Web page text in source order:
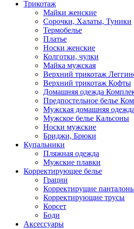
Трикотаж
Майки женские
Сорочки, Халаты, Туники
Термобелье
Платье
Носки женские
Колготки, чулки
Майка мужская
Верхний трикотаж
Верхний трикотаж Кофты
Домашняя одежда
Предпостельное белье
Мужская домашняя одежда
Мужское белье Кальсоны
Носки мужские
Бриджи, Брюки
Купальники
Пляжная одежда
Мужские плавки
Корректирующее белье
Грации
Корректирущие
Корректирующие трусы
Корсет
Боди
Аксессуары